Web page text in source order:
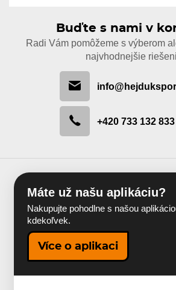
Buďte s nami v
Radi Vám pomôžeme s výberom
najvhodnejšie
+420 733 132 833
Máte už našu aplikáciu?
Nakupujte pohodlne s našou
kdekoľvek.
Více o aplikaci